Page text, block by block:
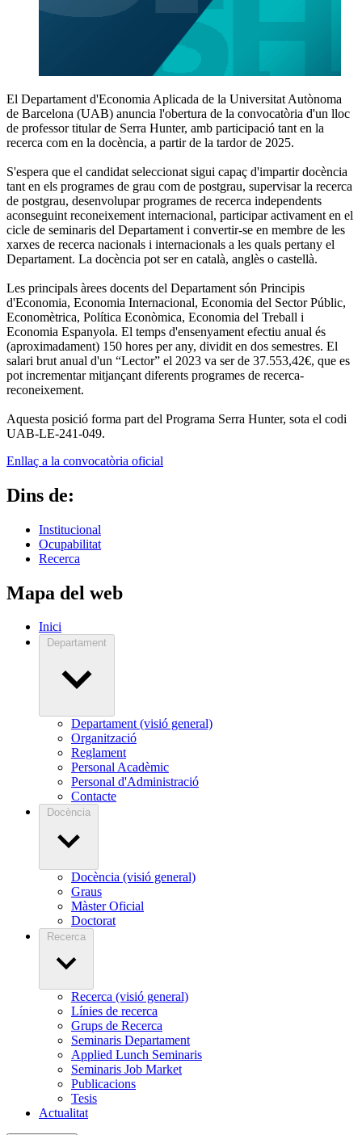
El Departament d'Economia Aplicada de la Universitat Autònoma
de Barcelona (UAB) anuncia l'obertura de la convocatòria d'un lloc
de professor titular de Serra Hunter, amb participació tant en la
recerca com en la docència, a partir de la tardor de 2025.
S'espera que el candidat seleccionat sigui capaç d'impartir docència
tant en els programes de grau com de postgrau, supervisar la recerca
de postgrau, desenvolupar programes de recerca independents
aconseguint reconeixement internacional, participar activament en el
cicle de seminaris del Departament i convertir-se en membre de les
xarxes de recerca nacionals i internacionals a les quals pertany el
Departament. La docència pot ser en català, anglès o castellà.
Les principals àrees docents del Departament són Principis
d'Economia, Economia Internacional, Economia del Sector Públic,
Economètrica, Política Econòmica, Economia del Treball i
Economia Espanyola. El temps d'ensenyament efectiu anual és
(aproximadament) 150 hores per any, dividit en dos semestres. El
salari brut anual d'un “Lector” el 2023 va ser de 37.553,42€, que es
pot incrementar mitjançant diferents programes de recerca-
reconeixement.
Aquesta posició forma part del Programa Serra Hunter, sota el codi
UAB-LE-241-049.
Enllaç a la convocatòria oficial
Dins de:
Institucional
Ocupabilitat
Recerca
Mapa del web
Inici
Departament
Departament (visió general)
Organització
Reglament
Personal Acadèmic
Personal d'Administració
Contacte
Docència
Docència (visió general)
Graus
Màster Oficial
Doctorat
Recerca
Recerca (visió general)
Línies de recerca
Grups de Recerca
Seminaris Departament
Applied Lunch Seminaris
Seminaris Job Market
Publicacions
Tesis
Actualitat